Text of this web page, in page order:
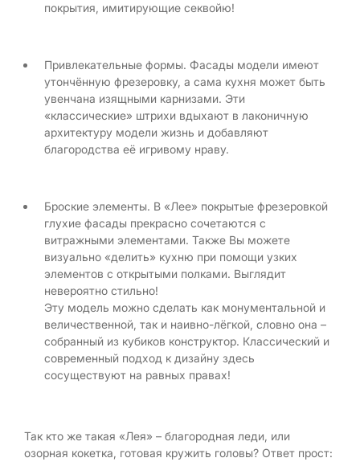
покрытия, имитирующие секвойю!
Привлекательные формы. Фасады модели имеют
утончённую фрезеровку, а сама кухня может быть
увенчана изящными карнизами. Эти
«классические» штрихи вдыхают в лаконичную
архитектуру модели жизнь и добавляют
благородства её игривому нраву.
Броские элементы. В «Лее» покрытые фрезеровкой
глухие фасады прекрасно сочетаются с
витражными элементами. Также Вы можете
визуально «делить» кухню при помощи узких
элементов с открытыми полками. Выглядит
невероятно стильно!
Эту модель можно сделать как монументальной и
величественной, так и наивно-лёгкой, словно она –
собранный из кубиков конструктор. Классический и
современный подход к дизайну здесь
сосуществуют на равных правах!
Так кто же такая «Лея» – благородная леди, или
озорная кокетка, готовая кружить головы? Ответ прост: